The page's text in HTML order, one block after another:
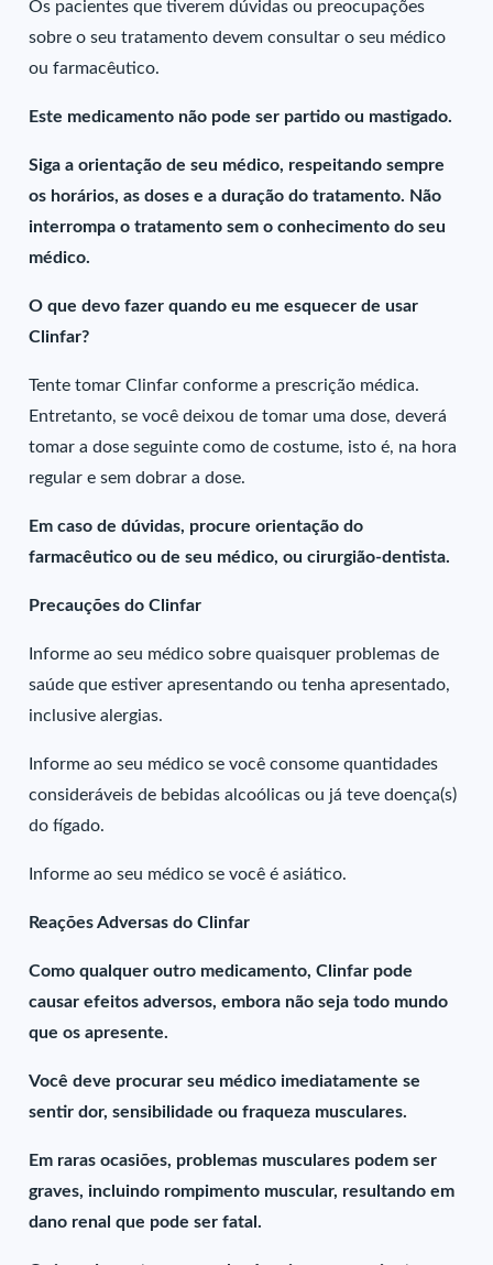
Os pacientes que tiverem dúvidas ou preocupações
sobre o seu tratamento devem consultar o seu médico
ou farmacêutico.
Este medicamento não pode ser partido ou mastigado.
Siga a orientação de seu médico, respeitando sempre
os horários, as doses e a duração do tratamento. Não
interrompa o tratamento sem o conhecimento do seu
médico.
O que devo fazer quando eu me esquecer de usar
Clinfar?
Tente tomar Clinfar conforme a prescrição médica.
Entretanto, se você deixou de tomar uma dose, deverá
tomar a dose seguinte como de costume, isto é, na hora
regular e sem dobrar a dose.
Em caso de dúvidas, procure orientação do
farmacêutico ou de seu médico, ou cirurgião-dentista.
Precauções do Clinfar
Informe ao seu médico sobre quaisquer problemas de
saúde que estiver apresentando ou tenha apresentado,
inclusive alergias.
Informe ao seu médico se você consome quantidades
consideráveis de bebidas alcoólicas ou já teve doença(s)
do fígado.
Informe ao seu médico se você é asiático.
Reações Adversas do Clinfar
Como qualquer outro medicamento, Clinfar pode
causar efeitos adversos, embora não seja todo mundo
que os apresente.
Você deve procurar seu médico imediatamente se
sentir dor, sensibilidade ou fraqueza musculares.
Em raras ocasiões, problemas musculares podem ser
graves, incluindo rompimento muscular, resultando em
dano renal que pode ser fatal.